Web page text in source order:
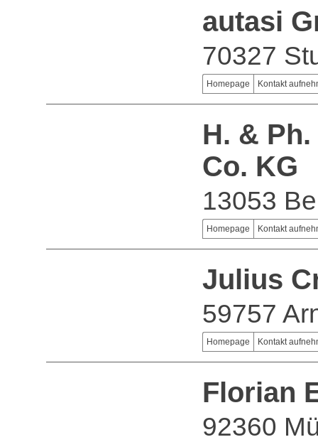
autasi
70327
Homepage Kontakt
H. &
Co. KG
13053
Homepage Kontakt
Julius
59757
Homepage Kontakt
Florian
92360